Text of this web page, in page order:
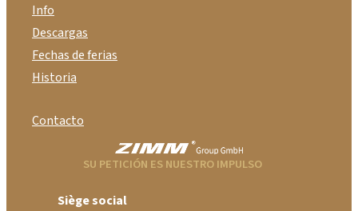
Info
Descargas
Fechas de ferias
Historia
Contacto
SU PETICIÓN ES NUESTRO IMPULSO
Siège social